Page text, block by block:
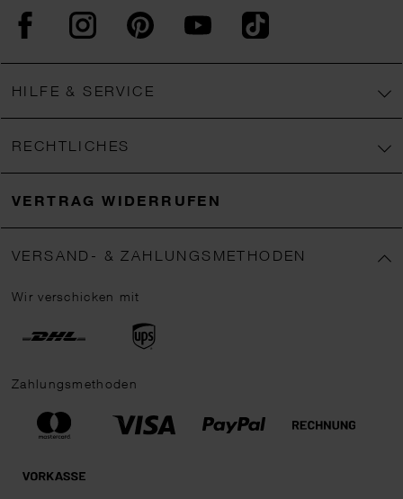
FacebookInstagram PinterestYouTubeTikTok
HILFE & SERVICE
RECHTLICHES
VERTRAG WIDERRUFEN
VERSAND- & ZAHLUNGSMETHODEN
Wir verschicken mit
Zahlungsmethoden